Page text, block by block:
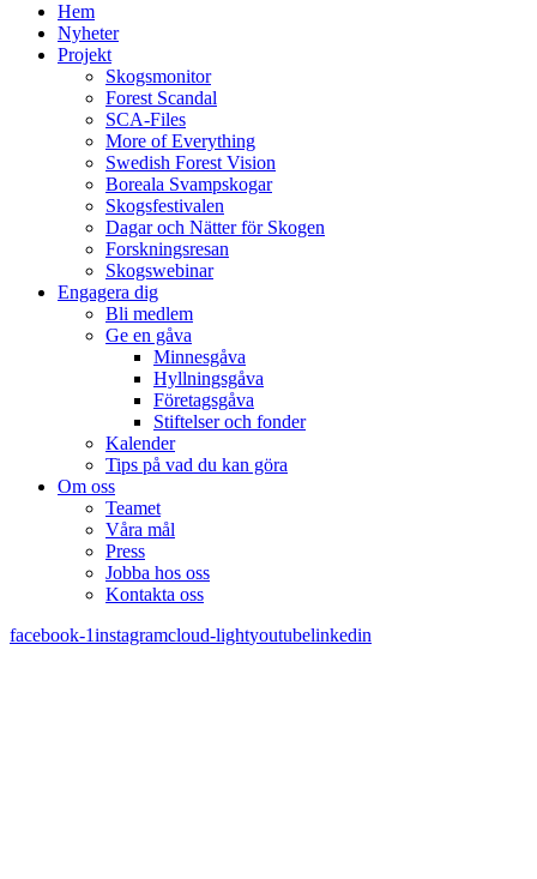
Hem
Nyheter
Projekt
Skogsmonitor
Forest Scandal
SCA-Files
More of Everything
Swedish Forest Vision
Boreala Svampskogar
Skogsfestivalen
Dagar och Nätter för Skogen
Forskningsresan
Skogswebinar
Engagera dig
Bli medlem
Ge en gåva
Minnesgåva
Hyllningsgåva
Företagsgåva
Stiftelser och fonder
Kalender
Tips på vad du kan göra
Om oss
Teamet
Våra mål​
Press
Jobba hos oss
Kontakta oss
facebook-1instagramcloud-lightyoutubelinkedin